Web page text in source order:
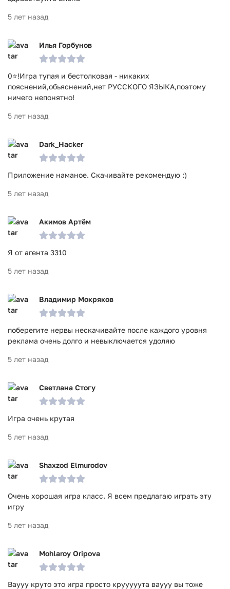
5 лет назад
Илья Горбунов
0⭐!Игра тупая и бестолковая - никаких
пояснений,обьяснений,нет РУССКОГО ЯЗЫКА,поэтому
ничего непонятно!
5 лет назад
Dark_Hacker
Приложение наманое. Скачивайте рекомендую :)
5 лет назад
Акимов Артём
Я от агента 3310
5 лет назад
Владимир Мокряков
поберегите нервы нескачивайте после каждого уровня
реклама очень долго и невыключается удоляю
5 лет назад
Светлана Стогу
Игра очень крутая
5 лет назад
Shaxzod Elmurodov
Очень хорошая игра класс. Я всем предлагаю играть эту
игру
5 лет назад
Mohlaroy Oripova
Ваууу круто это игра просто крууууута ваууу вы тоже